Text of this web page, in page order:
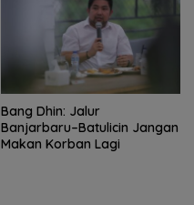
Bang Dhin: Jalur
Banjarbaru–Batulicin Jangan
Makan Korban Lagi